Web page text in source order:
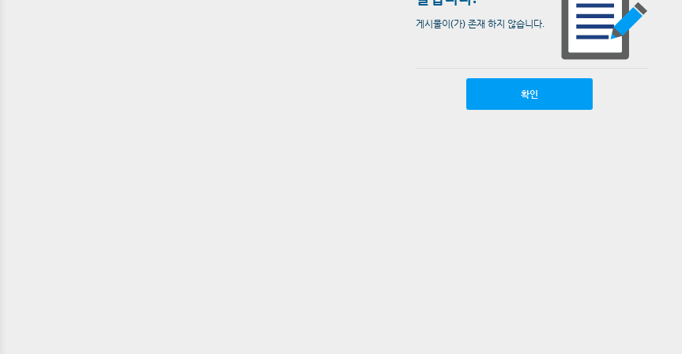
게시물이(가) 존재 하지 않습니다.